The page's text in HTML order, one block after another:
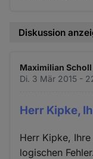
Diskussion
Maximilian
Di. 3 Mär 2015 -
Herr Kipke,
Herr Kipke,
logischen